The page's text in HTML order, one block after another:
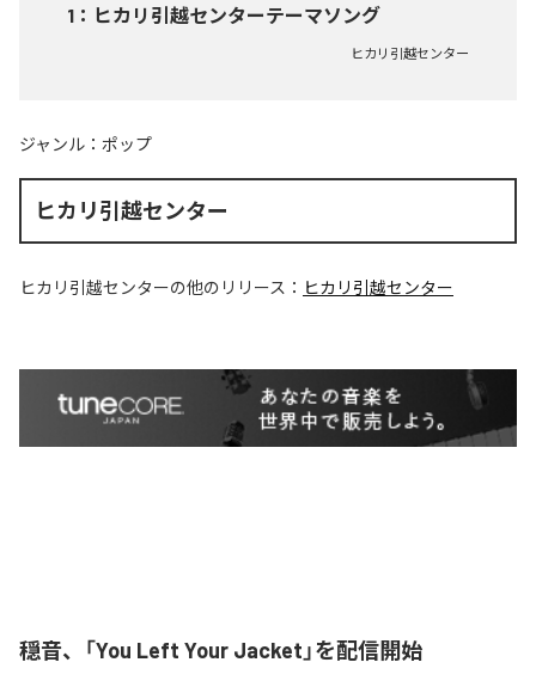
1 ： ヒカリ引越センターテーマソング
ヒカリ引越センター
ジャンル： ポップ
ヒカリ引越センター
ヒカリ引越センターの他のリリース： ヒカリ引越センター
穏音、「You Left Your Jacket」を配信開始